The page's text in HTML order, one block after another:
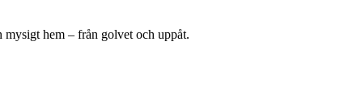
hem – från golvet och uppåt.